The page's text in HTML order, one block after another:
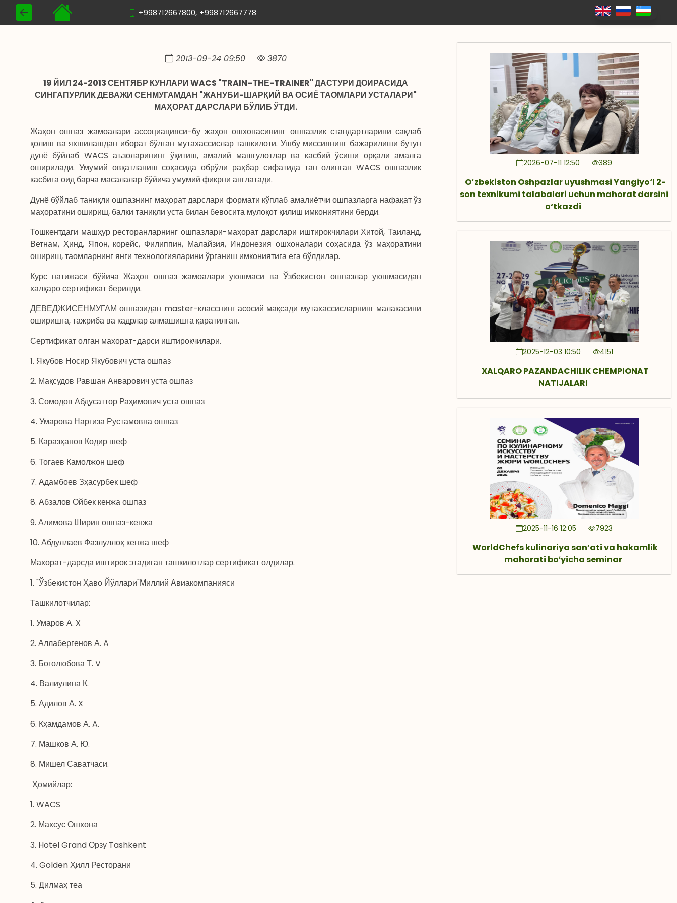
+998712667800, +998712667778
2013-09-24 09:50 3870
19 ЙИЛ 24-2013 СЕНТЯБР КУНЛАРИ WACS "TRAIN–ТHЕ-TRAINER" ДАСТУРИ ДОИРАСИДА
СИНГАПУРЛИК ДЕВАЖИ СЕНМУГАМДАН "ЖАНУБИ-ШАРҚИЙ ВА ОСИЁ ТАОМЛАРИ УСТАЛАРИ"
МАҲОРАТ ДАРСЛАРИ БЎЛИБ ЎТДИ.
Жаҳон ошпаз жамоалари ассоциацияси-бу жаҳон ошхонасининг ошпазлик стандартларини сақлаб
қолиш ва яхшилашдан иборат бўлган мутахассислар ташкилоти. Ушбу миссиянинг бажарилиши бутун
дунё бўйлаб WACS аъзоларининг ўқитиш, амалий машғулотлар ва касбий ўсиши орқали амалга
оширилади. Умумий овқатланиш соҳасида обрўли раҳбар сифатида тан олинган WACS ошпазлик
касбига оид барча масалалар бўйича умумий фикрни англатади.
Дунё бўйлаб таниқли ошпазнинг маҳорат дарслари формати кўплаб амалиётчи ошпазларга нафақат ўз
маҳоратини ошириш, балки таниқли уста билан бевосита мулоқот қилиш имкониятини берди.
Тошкентдаги машҳур ресторанларнинг ошпазлари-маҳорат дарслари иштирокчилари Хитой, Таиланд,
Ветнам, Ҳинд, Япон, корейс, Филиппин, Малайзия, Индонезия ошхоналари соҳасида ўз маҳоратини
ошириш, таомларнинг янги технологияларини ўрганиш имкониятига ега бўлдилар.
Курс натижаси бўйича Жаҳон ошпаз жамоалари уюшмаси ва Ўзбекистон ошпазлар уюшмасидан
халқаро сертификат берилди.
ДЕВЕДЖИСЕНМУГАМ ошпазидан master-класснинг асосий мақсади мутахассисларнинг малакасини
оширишга, тажриба ва кадрлар алмашишга қаратилган.
Сертификат олган махорат-дарси иштирокчилари.
1. Якубов Носир Якубович уста ошпаз
2. Мақсудов Равшан Анварович уста ошпаз
3. Сомодов Абдусаттор Раҳимович уста ошпаз
4. Умарова Наргиза Рустамовна ошпаз
5. Каразҳанов Кодир шеф
6. Тогаев Камолжон шеф
7. Адамбоев Зҳасурбек шеф
8. Абзалов Ойбек кенжа ошпаз
9. Алимова Ширин ошпаз-кенжа
10. Абдуллаев Фазлуллоҳ кенжа шеф
Махорат-дарсда иштирок этадиган ташкилотлар сертификат олдилар.
1. "Ўзбекистон Ҳаво Йўллари"Миллий Авиакомпанияси
Ташкилотчилар:
1. Умаров А. X
2. Аллабергенов А. A
3. Боголюбова Т. V
4. Валиулина К.
5. Адилов А. X
6. Кҳамдамов А. A.
7. Машков А. Ю.
8. Мишел Саватчаси.
Ҳомийлар:
1. WACS
2. Махсус Ошхона
3. Hotel Grand Орзу Tashkent
4. Golden Ҳилл Ресторани
5. Дилмаҳ теа
2026-07-11 12:50 389
O‘zbekiston Oshpazlar uyushmasi Yangiyo‘l 2-
son texnikumi talabalari uchun mahorat darsini
o‘tkazdi
2025-12-03 10:50 4151
XALQARO PAZANDACHILIK CHEMPIONAT
NATIJALARI
2025-11-16 12:05 7923
WorldChefs kulinariya sanʼati va hakamlik
mahorati boʻyicha seminar